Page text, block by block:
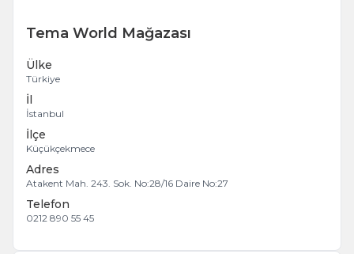
Tema World Mağazası
Ülke
Türkiye
İl
İstanbul
İlçe
Küçükçekmece
Adres
Atakent Mah. 243. Sok. No:28/16 Daire No:27
Telefon
0212 890 55 45